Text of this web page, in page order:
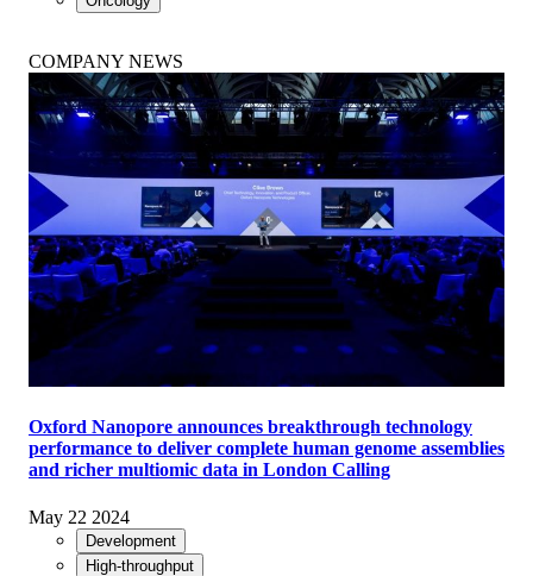
COMPANY NEWS
Oxford Nanopore announces breakthrough technology
performance to deliver complete human genome assemblies
and richer multiomic data in London Calling
May 22 2024
Development
High-throughput